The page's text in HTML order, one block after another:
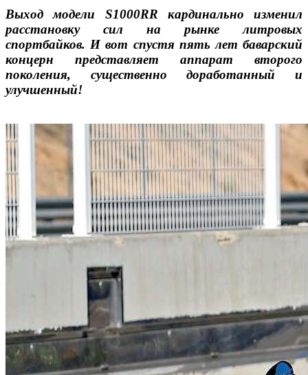
Выход модели S1000RR кардинально изменил
расстановку сил на рынке литровых
спортбайков. И вот спустя пять лет баварский
концерн представляет аппарат второго
поколения, существенно доработанный и
улучшенный!